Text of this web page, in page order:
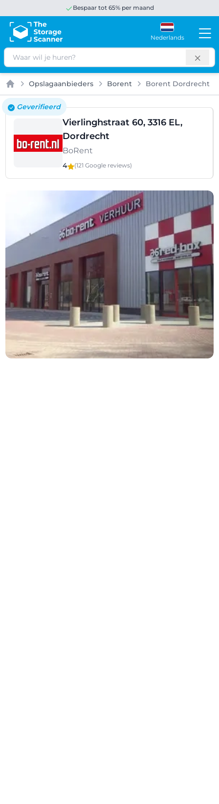
Bespaar tot 65% per maand
Nederlands
Zoeken
Home
Opslagaanbieders Borent Borent Dordrecht
Vierlinghstraat 60, 3316 EL,
Dordrecht
Geverifieerd
BoRent
4 (121 Google reviews)